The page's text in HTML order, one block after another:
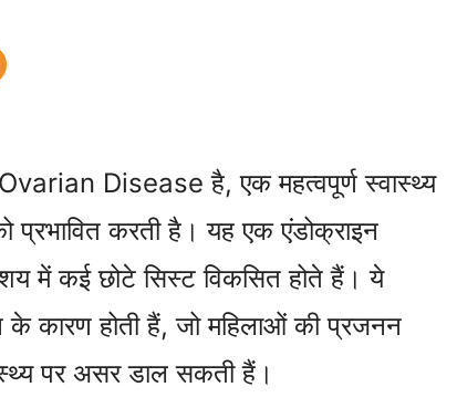
Disease है, एक महत्वपूर्ण स्वास्थ्य
प्रभावित करती है। यह एक एंडोक्राइन
में कई छोटे सिस्ट विकसित होते हैं। ये
कारण होती हैं, जो महिलाओं की प्रजनन
पर असर डाल सकती हैं।